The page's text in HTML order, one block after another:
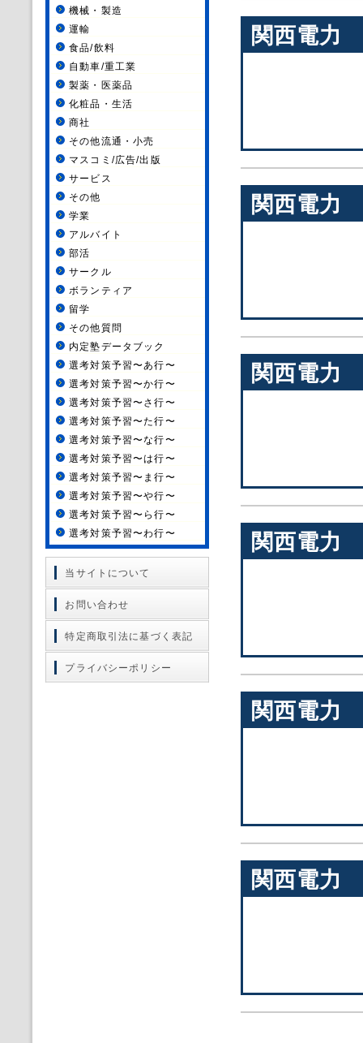
機械・製造
運輸
食品/飲料
自動車/重工業
製薬・医薬品
化粧品・生活
商社
その他流通・小売
マスコミ/広告/出版
サービス
その他
学業
アルバイト
部活
サークル
ボランティア
留学
その他質問
内定塾データブック
選考対策予習〜あ行〜
選考対策予習〜か行〜
選考対策予習〜さ行〜
選考対策予習〜た行〜
選考対策予習〜な行〜
選考対策予習〜は行〜
選考対策予習〜ま行〜
選考対策予習〜や行〜
選考対策予習〜ら行〜
選考対策予習〜わ行〜
当サイトについて
お問い合わせ
特定商取引法に基づく表記
プライバシーポリシー
関西電力
関西電力
関西電力
関西電力
関西電力
関西電力